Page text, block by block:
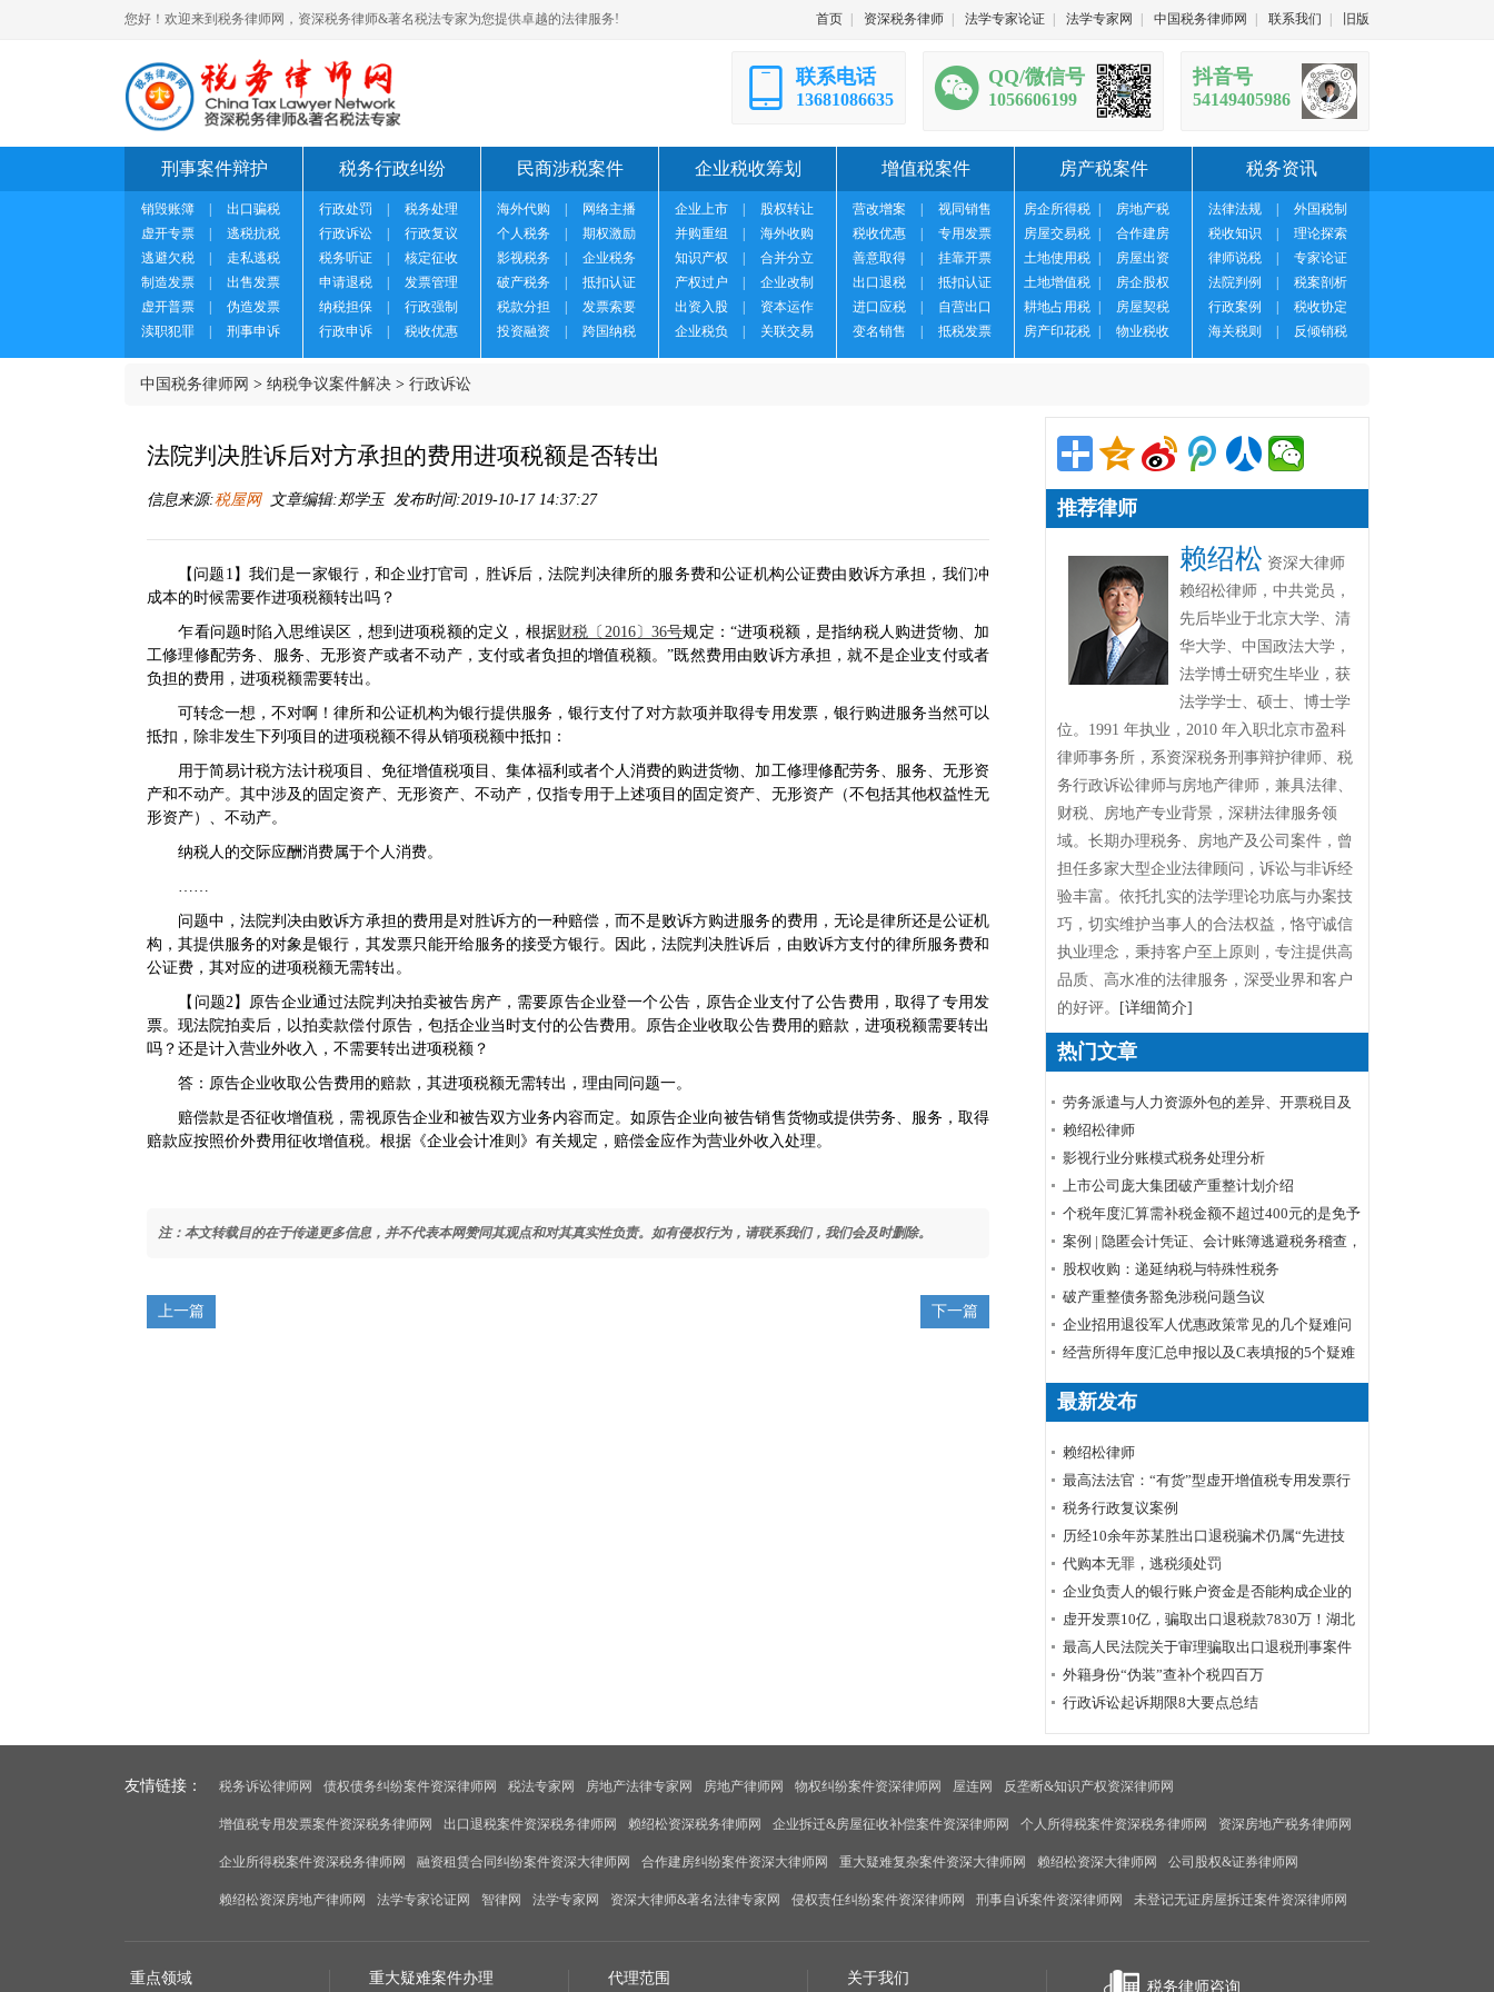
您好！欢迎来到税务律师网，资深税务律师&著名税法专家为您提供卓越的法律服务! 首页 资深税务律师 法学专家论证 法学专家网 中国税务律师网 联系我们 旧版
联系电话
13681086635
QQ/微信号
1056606199
抖音号
54149405986
刑事案件辩护
销毁账簿
出口骗税
虚开专票
逃税抗税
逃避欠税
走私逃税
制造发票
出售发票
虚开普票
伪造发票
渎职犯罪
刑事申诉
税务行政纠纷
行政处罚
税务处理
行政诉讼
行政复议
税务听证
核定征收
申请退税
发票管理
纳税担保
行政强制
行政申诉
税收优惠
民商涉税案件
海外代购
网络主播
个人税务
期权激励
影视税务
企业税务
破产税务
抵扣认证
税款分担
发票索要
投资融资
跨国纳税
企业税收筹划
企业上市
股权转让
并购重组
海外收购
知识产权
合并分立
产权过户
企业改制
出资入股
资本运作
企业税负
关联交易
增值税案件
营改增案
视同销售
税收优惠
专用发票
善意取得
挂靠开票
出口退税
抵扣认证
进口应税
自营出口
变名销售
抵税发票
房产税案件
房企所得税
房地产税
房屋交易税
合作建房
土地使用税
房屋出资
土地增值税
房企股权
耕地占用税
房屋契税
房产印花税
物业税收
税务资讯
法律法规
外国税制
税收知识
理论探索
律师说税
专家论证
法院判例
税案剖析
行政案例
税收协定
海关税则
反倾销税
中国税务律师网 > 纳税争议案件解决 > 行政诉讼
法院判决胜诉后对方承担的费用进项税额是否转出
信息来源:税屋网文章编辑:郑学玉 发布时间:2019-10-17 14:37:27
【问题1】我们是一家银行，和企业打官司，胜诉后，法院判决律所的服务费和公证机构公证费由败诉方承担，我们冲
成本的时候需要作进项税额转出吗？
乍看问题时陷入思维误区，想到进项税额的定义，根据财税〔2016〕36号规定：“进项税额，是指纳税人购进货物、加
工修理修配劳务、服务、无形资产或者不动产，支付或者负担的增值税额。”既然费用由败诉方承担，就不是企业支付或者
负担的费用，进项税额需要转出。
可转念一想，不对啊！律所和公证机构为银行提供服务，银行支付了对方款项并取得专用发票，银行购进服务当然可以
抵扣，除非发生下列项目的进项税额不得从销项税额中抵扣：
用于简易计税方法计税项目、免征增值税项目、集体福利或者个人消费的购进货物、加工修理修配劳务、服务、无形资
产和不动产。其中涉及的固定资产、无形资产、不动产，仅指专用于上述项目的固定资产、无形资产（不包括其他权益性无
形资产）、不动产。
纳税人的交际应酬消费属于个人消费。
……
问题中，法院判决由败诉方承担的费用是对胜诉方的一种赔偿，而不是败诉方购进服务的费用，无论是律所还是公证机
构，其提供服务的对象是银行，其发票只能开给服务的接受方银行。因此，法院判决胜诉后，由败诉方支付的律所服务费和
公证费，其对应的进项税额无需转出。
【问题2】原告企业通过法院判决拍卖被告房产，需要原告企业登一个公告，原告企业支付了公告费用，取得了专用发
票。现法院拍卖后，以拍卖款偿付原告，包括企业当时支付的公告费用。原告企业收取公告费用的赔款，进项税额需要转出
吗？还是计入营业外收入，不需要转出进项税额？
答：原告企业收取公告费用的赔款，其进项税额无需转出，理由同问题一。
赔偿款是否征收增值税，需视原告企业和被告双方业务内容而定。如原告企业向被告销售货物或提供劳务、服务，取得
赔款应按照价外费用征收增值税。根据《企业会计准则》有关规定，赔偿金应作为营业外收入处理。
注：本文转载目的在于传递更多信息，并不代表本网赞同其观点和对其真实性负责。如有侵权行为，请联系我们，我们会及时删除。
上一篇 下一篇
推荐律师
赖绍松 资深大律师
赖绍松律师，中共党员，
先后毕业于北京大学、清
华大学、中国政法大学，
法学博士研究生毕业，获
法学学士、硕士、博士学
位。1991 年执业，2010 年入职北京市盈科
律师事务所，系资深税务刑事辩护律师、税
务行政诉讼律师与房地产律师，兼具法律、
财税、房地产专业背景，深耕法律服务领
域。长期办理税务、房地产及公司案件，曾
担任多家大型企业法律顾问，诉讼与非诉经
验丰富。依托扎实的法学理论功底与办案技
巧，切实维护当事人的合法权益，恪守诚信
执业理念，秉持客户至上原则，专注提供高
品质、高水准的法律服务，深受业界和客户
的好评。
[详细简介]
热门文章
劳务派遣与人力资源外包的差异、开票税目及
税率
赖绍松律师
影视行业分账模式税务处理分析
上市公司庞大集团破产重整计划介绍
个税年度汇算需补税金额不超过400元的是免予
申报还是免予补缴
案例 | 隐匿会计凭证、会计账簿逃避税务稽查，
小心被判刑！
股权收购：递延纳税与特殊性税务
破产重整债务豁免涉税问题刍议
企业招用退役军人优惠政策常见的几个疑难问
题解答
经营所得年度汇总申报以及C表填报的5个疑难
问题
最新发布
赖绍松律师
最高法法官：“有货”型虚开增值税专用发票行
为定性
税务行政复议案例
历经10余年苏某胜出口退税骗术仍属“先进技
术”，福州国税稽查局相应的查骗方法仍非常管
用
代购本无罪，逃税须处罚
企业负责人的银行账户资金是否能构成企业的
应税收入？
虚开发票10亿，骗取出口退税款7830万！湖北
破获链条式骗税案
最高人民法院关于审理骗取出口退税刑事案件
具体应用法律若干问题的解释辑
外籍身份“伪装”查补个税四百万
行政诉讼起诉期限8大要点总结
友情链接： 税务诉讼律师网 债权债务纠纷案件资深律师网 税法专家网 房地产法律专家网 房地产律师网 物权纠纷案件资深律师网 屋连网 反垄断&知识产权资深律师网
增值税专用发票案件资深税务律师网 出口退税案件资深税务律师网 赖绍松资深税务律师网 企业拆迁&房屋征收补偿案件资深律师网 个人所得税案件资深税务律师网 资深房地产税务律师网
企业所得税案件资深税务律师网 融资租赁合同纠纷案件资深大律师网 合作建房纠纷案件资深大律师网 重大疑难复杂案件资深大律师网 赖绍松资深大律师网 公司股权&证券律师网
赖绍松资深房地产律师网 法学专家论证网 智律网 法学专家网 资深大律师&著名法律专家网 侵权责任纠纷案件资深律师网 刑事自诉案件资深律师网 未登记无证房屋拆迁案件资深律师网
重点领域 重大疑难案件办理 代理范围 关于我们
税务律师咨询